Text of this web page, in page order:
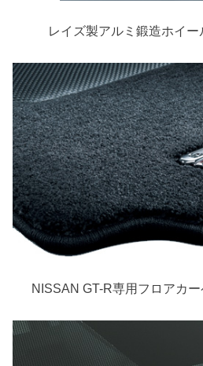
レイズ製アルミ鍛造ホイー
NISSAN GT-R専用フロアカー